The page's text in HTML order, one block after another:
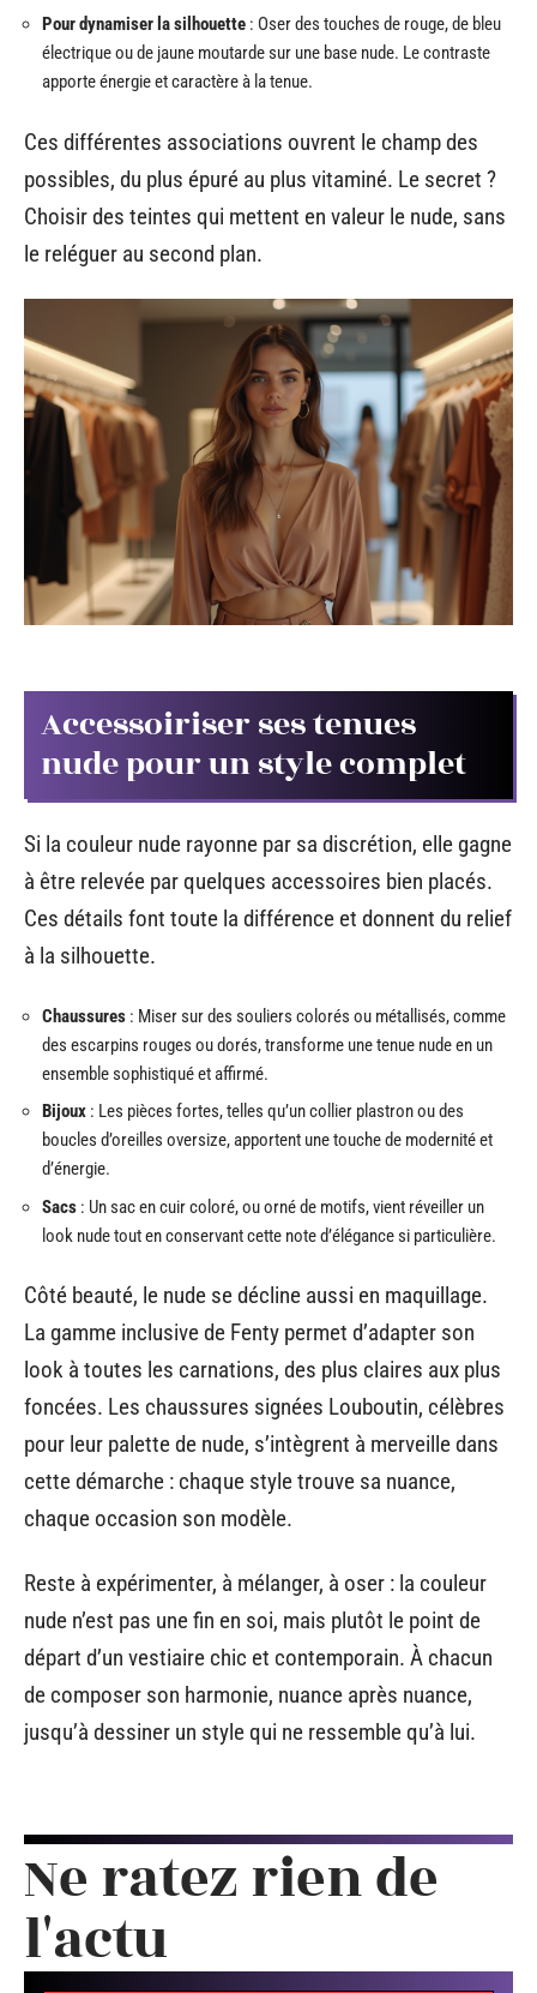
Pour dynamiser la silhouette : Oser des touches de rouge, de bleu
électrique ou de jaune moutarde sur une base nude. Le contraste
apporte énergie et caractère à la tenue.
Ces différentes associations ouvrent le champ des
possibles, du plus épuré au plus vitaminé. Le secret ?
Choisir des teintes qui mettent en valeur le nude, sans
le reléguer au second plan.
Accessoiriser ses tenues
nude pour un style complet
Si la couleur nude rayonne par sa discrétion, elle gagne
à être relevée par quelques accessoires bien placés.
Ces détails font toute la différence et donnent du relief
à la silhouette.
Chaussures : Miser sur des souliers colorés ou métallisés, comme
des escarpins rouges ou dorés, transforme une tenue nude en un
ensemble sophistiqué et affirmé.
Bijoux : Les pièces fortes, telles qu’un collier plastron ou des
boucles d’oreilles oversize, apportent une touche de modernité et
d’énergie.
Sacs : Un sac en cuir coloré, ou orné de motifs, vient réveiller un
look nude tout en conservant cette note d’élégance si particulière.
Côté beauté, le nude se décline aussi en maquillage.
La gamme inclusive de Fenty permet d’adapter son
look à toutes les carnations, des plus claires aux plus
foncées. Les chaussures signées Louboutin, célèbres
pour leur palette de nude, s’intègrent à merveille dans
cette démarche : chaque style trouve sa nuance,
chaque occasion son modèle.
Reste à expérimenter, à mélanger, à oser : la couleur
nude n’est pas une fin en soi, mais plutôt le point de
départ d’un vestiaire chic et contemporain. À chacun
de composer son harmonie, nuance après nuance,
jusqu’à dessiner un style qui ne ressemble qu’à lui.
Ne ratez rien de
l'actu